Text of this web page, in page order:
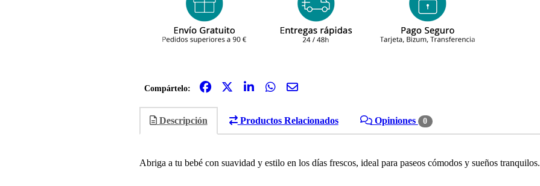
Compártelo:
Descripción Productos Relacionados Opiniones 0
Abriga a tu bebé con suavidad y estilo en los días frescos, ideal para paseos cómodos y sueños tranquilos.